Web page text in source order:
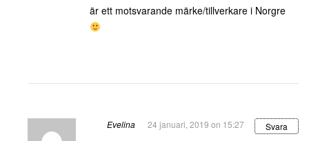
är ett motsvarande märke/tillverkare i Norgre
Evelina 24 januari, 2019 on 15:27 Svara